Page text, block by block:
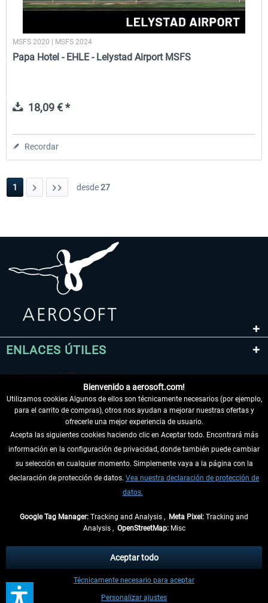
MSFS 2020 | MSFS 2024
Papa Hotel - EHLE - Lelystad Airport MSFS
18,09 € *
Recordar
1 desde27
ENLACES ÚTILES
DESISTIR DEL CONTRATO
INFORMACIÓN
tasas de recepción si no se describe lo contrario
** De aplicación a envíos dentro de Alemania. Los plazos de envío para los
demás países se pueden consultar en lainformación de envío
Bienvenido a aerosoft.com!
Utilizamos cookies Algunos de ellos son técnicamente necesarios (por ejemplo,
para el carrito de compras), otros nos ayudan a mejorar nuestras ofertas y
ofrecerle una mejor experiencia de usuario.
Acepta las siguientes cookies haciendo clic en Aceptar todo. Encontrará más
información en la configuración de privacidad, donde también puede cambiar
su selección en cualquier momento. Simplemente vaya a la página con la
declaración de protección de datos. Vea nuestra declaración de protección de
datos.
Google Tag Manager: Tracking and Analysis , Meta Pixel: Tracking and
Analysis , OpenStreetMap:Misc
Personalizar ajustes
Técnicamente necesario para aceptar
Aceptar todo